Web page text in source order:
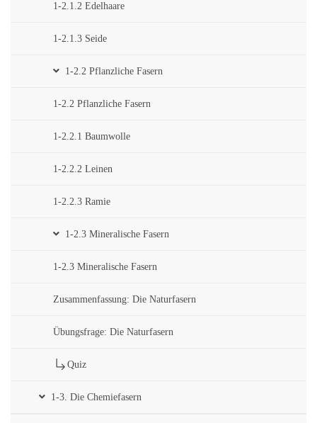
1-2.1.2 Edelhaare
1-2.1.3 Seide
1-2.2 Pflanzliche Fasern
1-2.2 Pflanzliche Fasern
1-2.2.1 Baumwolle
1-2.2.2 Leinen
1-2.2.3 Ramie
1-2.3 Mineralische Fasern
1-2.3 Mineralische Fasern
Zusammenfassung: Die Naturfasern
Übungsfrage: Die Naturfasern
Quiz
1-3. Die Chemiefasern